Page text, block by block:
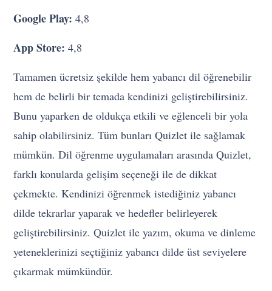
Google Play: 4,8
App Store: 4,8
Tamamen ücretsiz şekilde hem yabancı dil öğrenebilir
hem de belirli bir temada kendinizi geliştirebilirsiniz.
Bunu yaparken de oldukça etkili ve eğlenceli bir yola
sahip olabilirsiniz. Tüm bunları Quizlet ile sağlamak
mümkün. Dil öğrenme uygulamaları arasında Quizlet,
farklı konularda gelişim seçeneği ile de dikkat
çekmekte. Kendinizi öğrenmek istediğiniz yabancı
dilde tekrarlar yaparak ve hedefler belirleyerek
geliştirebilirsiniz. Quizlet ile yazım, okuma ve dinleme
yeteneklerinizi seçtiğiniz yabancı dilde üst seviyelere
çıkarmak mümkündür.